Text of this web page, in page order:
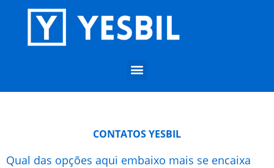
CONTATOS YESBIL
Qual das opções aqui embaixo mais se encaixa